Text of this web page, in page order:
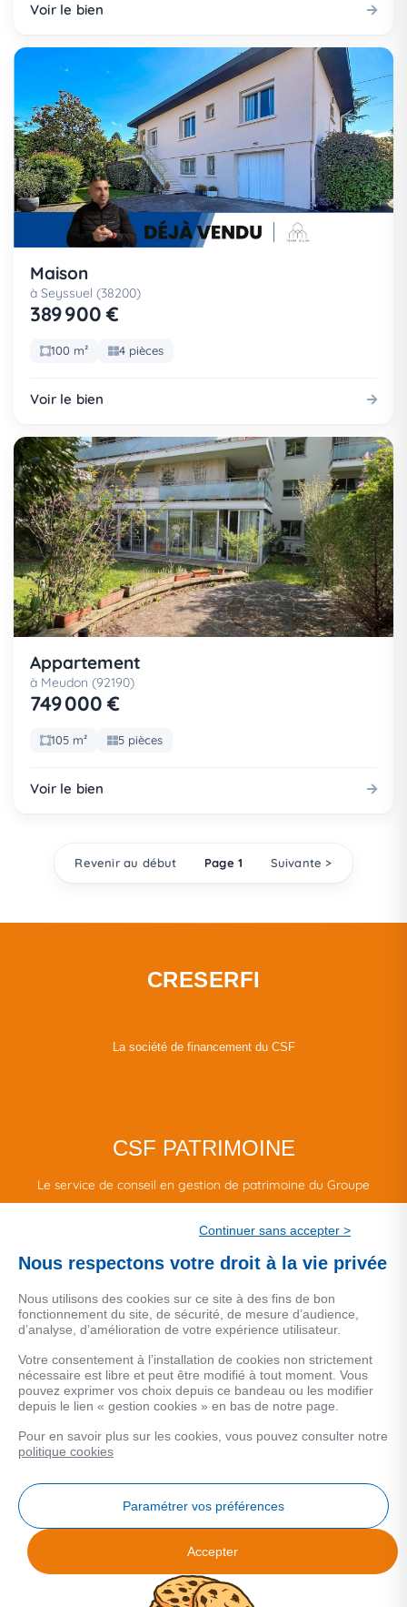
Voir le bien
Maison
à Seyssuel (38200)
389 900 €
100 m² 4 pièces
Voir le bien
Appartement
à Meudon (92190)
749 000 €
105 m² 5 pièces
Voir le bien
Revenir au début Page 1 Suivante >
CRESERFI
La société de financement du CSF
CSF PATRIMOINE
Le service de conseil en gestion de patrimoine du Groupe
MENTIONS LEGALES
Données personnelles
COOKIES
Analyse des performances
© 2026 Facilogi - Solutions en stratégie et intelligence immobilière
Continuer sans accepter >
Nous respectons votre droit à la vie privée
Nous utilisons des cookies sur ce site à des fins de bon
fonctionnement du site, de sécurité, de mesure d’audience,
d’analyse, d’amélioration de votre expérience utilisateur.
Votre consentement à l’installation de cookies non strictement
nécessaire est libre et peut être modifié à tout moment. Vous
pouvez exprimer vos choix depuis ce bandeau ou les modifier
depuis le lien « gestion cookies » en bas de notre page.
Pour en savoir plus sur les cookies, vous pouvez consulter notre
politique cookies
Paramétrer vos préférences
Accepter